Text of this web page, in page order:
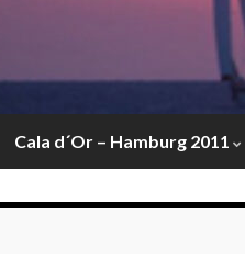
Cala d´Or – Hamburg 2011